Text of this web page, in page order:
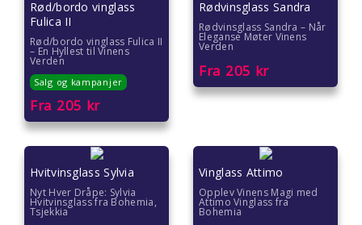
Gaver til ungdom
Gaver til veileder
Gaver til venner
Gave til 18 åring
Gave til 20 åring
Gave til 30 åring
Rød/bordo vinglass
Fulica II
Rød/bordo vinglass Fulica II
– En Hyllest til Vinens
Verden
Salg og kampanjer
Fra 205 kr
Rødvinsglass Sandra
Rødvinsglass Sandra – Når
Eleganse Møter Vinens
Verden
Fra 205 kr
Hvitvinsglass Sylvia
Nyt Hver Dråpe: Sylvia
Hvitvinsglass fra Bohemia,
Tsjekkia
Vinglass Attimo
Opplev Vinens Magi med
Attimo Vinglass fra
Bohemia